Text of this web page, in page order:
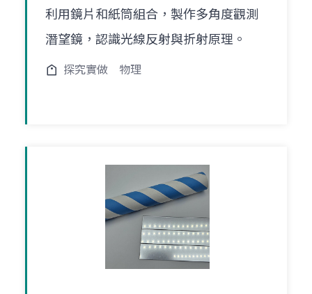
利用鏡片和紙筒組合，製作多角度觀測
潛望鏡，認識光線反射與折射原理。
探究實做 物理